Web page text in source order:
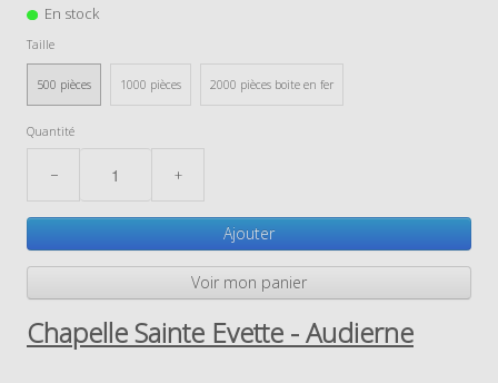
En stock
Taille
500 pièces 1000 pièces 2000 pièces boite en fer
Quantité
− +
Ajouter
Voir mon panier
Chapelle Sainte Evette - Audierne